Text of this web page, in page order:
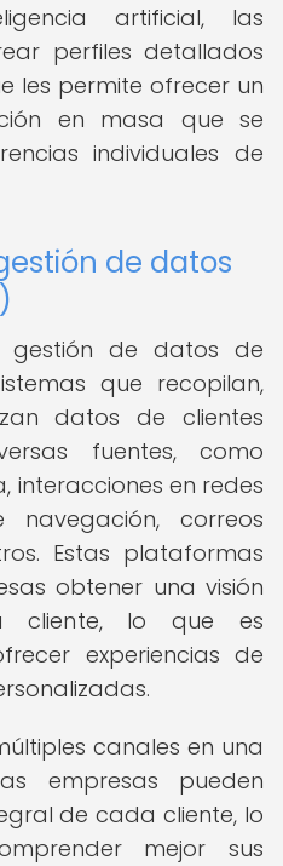
artificial, las
perfiles detallados
les permite ofrecer un
en masa que se
individuales de
de datos
gestión de datos de
que recopilan,
datos de clientes
fuentes, como
interacciones en redes
navegación, correos
Estas plataformas
obtener una visión
cliente, lo que es
experiencias de
canales en una
empresas pueden
de cada cliente, lo
mejor sus